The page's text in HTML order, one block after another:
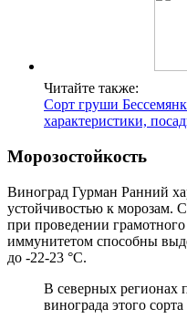
Читайте также:
Сорт груши
характеристики,
Морозостойкость
Виноград Гурман Ранний
устойчивостью к морозам.
при проведении
иммунитетом способны
до -22-23 °С.
В северных регионах
винограда этого